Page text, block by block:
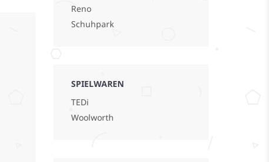
Reno
Schuhpark
SPIELWAREN
TEDi
Woolworth